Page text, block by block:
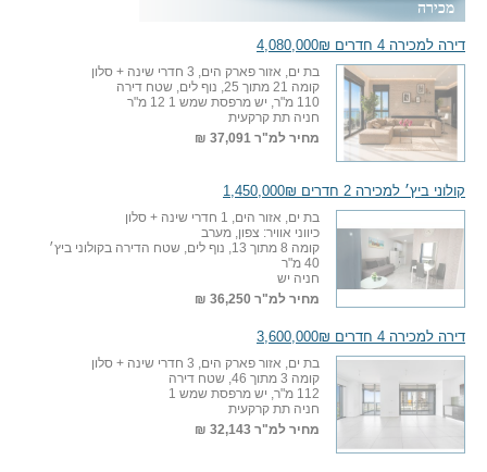
מכירה
דירה למכירה 4 חדרים 4,080,000₪
בת ים, אזור פארק הים, 3 חדרי שינה + סלון
קומה 21 מתוך 25, נוף לים, שטח דירה
110 מ"ר, יש מרפסת שמש 1 12 מ"ר
חניה תת קרקעית
מחיר למ"ר 37,091 ₪
קולוני ביץ׳ למכירה 2 חדרים 1,450,000₪
בת ים, אזור הים, 1 חדרי שינה + סלון
כיווני אוויר: צפון, מערב
קומה 8 מתוך 13, נוף לים, שטח הדירה בקולוני ביץ׳
40 מ"ר
חניה יש
מחיר למ"ר 36,250 ₪
דירה למכירה 4 חדרים 3,600,000₪
בת ים, אזור פארק הים, 3 חדרי שינה + סלון
קומה 3 מתוך 46, שטח דירה
112 מ"ר, יש מרפסת שמש 1
חניה תת קרקעית
מחיר למ"ר 32,143 ₪